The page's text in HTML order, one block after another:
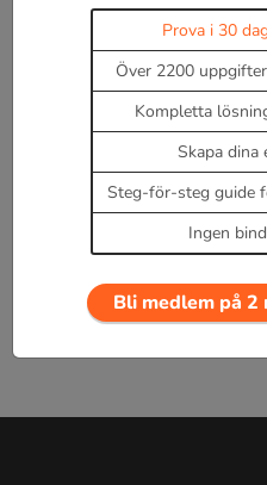
z=x+iy
och
z
varandra.
=x2+y2
Enbart medlemmar kan
dagar för 19 kr.
Logga inellerBli
Prova i 30
Över 2200
Kompletta
Skapa dina
Steg-för-steg guide
Ingen
Bli medlem på 2